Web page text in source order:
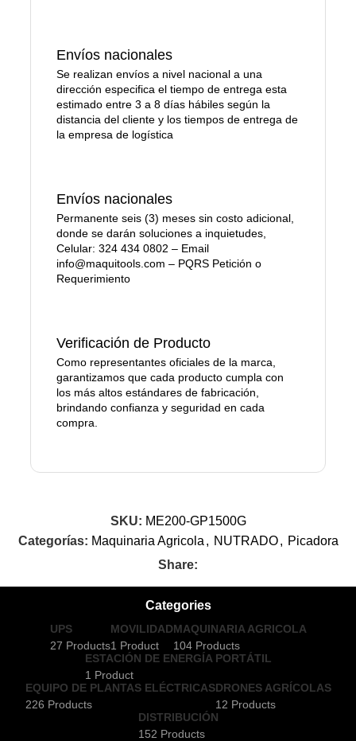
Envíos nacionales
Se realizan envíos a nivel nacional a una
dirección especifica el tiempo de entrega esta
estimado entre 3 a 8 días hábiles según la
distancia del cliente y los tiempos de entrega de
la empresa de logística
Envíos nacionales
Permanente seis (3) meses sin costo adicional,
donde se darán soluciones a inquietudes,
Celular: 324 434 0802 – Email
info@maquitools.com – PQRS Petición o
Requerimiento
Verificación de Producto
Como representantes oficiales de la marca,
garantizamos que cada producto cumpla con
los más altos estándares de fabricación,
brindando confianza y seguridad en cada
compra.
SKU: ME200-GP1500G
Categorías: Maquinaria Agricola , NUTRADO , Picadora
Share:
Categories
UPS
27 Products
MOVILIDAD
1 Product
MAQUINARIA AGRICOLA
104 Products
ESTACIÓN DE ENERGÍA PORTÁTIL
1 Product
EQUIPO DE PLANTAS ELÉCTRICAS
226 Products
DRONES AGRÍCOLAS
12 Products
DISTRIBUCIÓN
152 Products